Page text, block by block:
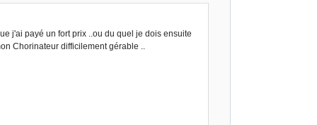
j'ai payé un fort prix ..ou du quel je dois ensuite
Chorinateur difficilement gérable ..